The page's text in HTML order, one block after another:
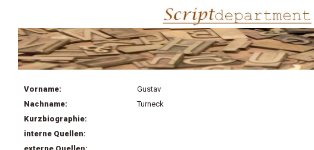
Vorname:
Gustav
Nachname:
Turneck
Kurzbiographie:
interne Quellen: